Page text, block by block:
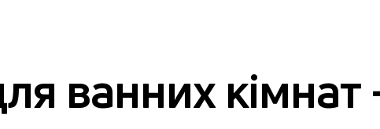
ванних кімнат